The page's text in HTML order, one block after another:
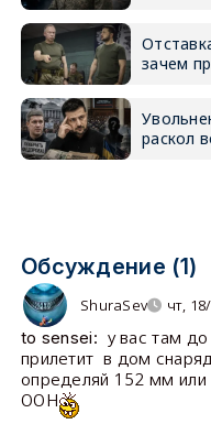
зачем
раскол
Обсуждение (1)
ShuraSev чт,
to sensei: у вас там
прилетит в дом
определяй 152 мм
ООН